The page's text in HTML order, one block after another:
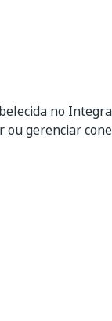
no
gerenciar